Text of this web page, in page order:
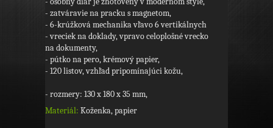
- zatváravie na pracku s magnetom,
- 6-krúžková mechanika vľavo 6 vertikálnych
- vreciek na doklady, vpravo celoplošné vrecko
na dokumenty,
- pútko na pero, krémový papier,
- 120 listov, vzhľad pripomínajúci kožu,
- rozmery: 130 x 180 x 35 mm,
Materiál: Koženka, papier